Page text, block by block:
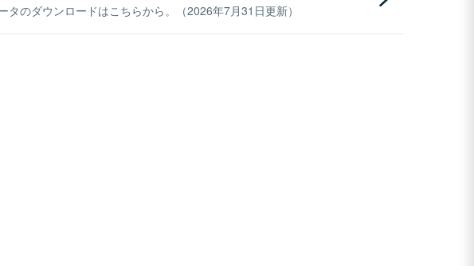
タのダウンロードはこちらから。（2026年7月31日更新）